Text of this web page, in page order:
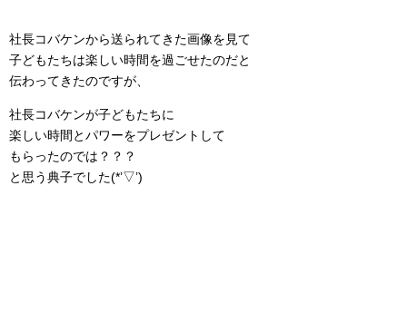
社長コバケンから送られてきた画像を見て
子どもたちは楽しい時間を過ごせたのだと
伝わってきたのですが、
社長コバケンが子どもたちに
楽しい時間とパワーをプレゼントして
もらったのでは？？？
と思う典子でした(*’▽’)